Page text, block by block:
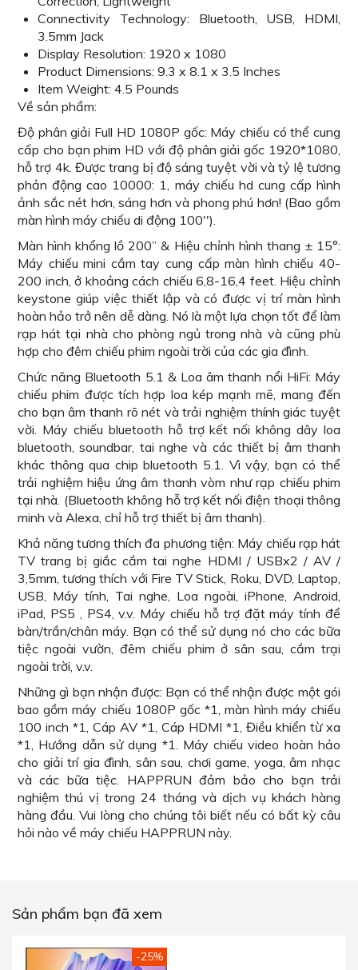
Connectivity Technology: Bluetooth, USB, HDMI,
3.5mm Jack
Display Resolution: 1920 x 1080
Product Dimensions: 9.3 x 8.1 x 3.5 Inches
Item Weight: 4.5 Pounds
Về sản phẩm:
Độ phân giải Full HD 1080P gốc: Máy chiếu có thể cung
cấp cho bạn phim HD với độ phân giải gốc 1920*1080,
hỗ trợ 4k. Được trang bị độ sáng tuyệt vời và tỷ lệ tương
phản động cao 10000: 1, máy chiếu hd cung cấp hình
ảnh sắc nét hơn, sáng hơn và phong phú hơn! (Bao gồm
màn hình máy chiếu di động 100'').
Màn hình khổng lồ 200” & Hiệu chỉnh hình thang ± 15°:
Máy chiếu mini cầm tay cung cấp màn hình chiếu 40-
200 inch, ở khoảng cách chiếu 6,8-16,4 feet. Hiệu chỉnh
keystone giúp việc thiết lập và có được vị trí màn hình
hoàn hảo trở nên dễ dàng. Nó là một lựa chọn tốt để làm
rạp hát tại nhà cho phòng ngủ trong nhà và cũng phù
hợp cho đêm chiếu phim ngoài trời của các gia đình.
Chức năng Bluetooth 5.1 & Loa âm thanh nổi HiFi: Máy
chiếu phim được tích hợp loa kép mạnh mẽ, mang đến
cho bạn âm thanh rõ nét và trải nghiệm thính giác tuyệt
vời. Máy chiếu bluetooth hỗ trợ kết nối không dây loa
bluetooth, soundbar, tai nghe và các thiết bị âm thanh
khác thông qua chip bluetooth 5.1. Vì vậy, bạn có thể
trải nghiệm hiệu ứng âm thanh vòm như rạp chiếu phim
tại nhà. (Bluetooth không hỗ trợ kết nối điện thoại thông
minh và Alexa, chỉ hỗ trợ thiết bị âm thanh).
Khả năng tương thích đa phương tiện: Máy chiếu rạp hát
TV trang bị giắc cắm tai nghe HDMI / USBx2 / AV /
3,5mm, tương thích với Fire TV Stick, Roku, DVD, Laptop,
USB, Máy tính, Tai nghe, Loa ngoài, iPhone, Android,
iPad, PS5 , PS4, v.v. Máy chiếu hỗ trợ đặt máy tính để
bàn/trần/chân máy. Bạn có thể sử dụng nó cho các bữa
tiệc ngoài vườn, đêm chiếu phim ở sân sau, cắm trại
ngoài trời, v.v.
Những gì bạn nhận được: Bạn có thể nhận được một gói
bao gồm máy chiếu 1080P gốc *1, màn hình máy chiếu
100 inch *1, Cáp AV *1, Cáp HDMI *1, Điều khiển từ xa
*1, Hướng dẫn sử dụng *1. Máy chiếu video hoàn hảo
cho giải trí gia đình, sân sau, chơi game, yoga, âm nhạc
và các bữa tiệc. HAPPRUN đảm bảo cho bạn trải
nghiệm thú vị trong 24 tháng và dịch vụ khách hàng
hàng đầu. Vui lòng cho chúng tôi biết nếu có bất kỳ câu
hỏi nào về máy chiếu HAPPRUN này.
Sản phẩm bạn đã xem
-25%